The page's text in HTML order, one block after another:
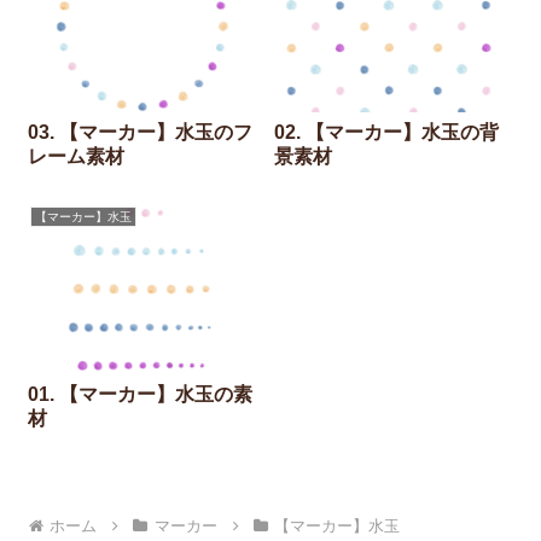
03. 【マーカー】水玉のフ
レーム素材
02. 【マーカー】水玉の背
景素材
【マーカー】水玉
01. 【マーカー】水玉の素
材
ホーム マーカー 【マーカー】水玉